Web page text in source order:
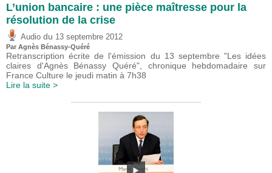
L’union bancaire : une pièce maîtresse pour la
résolution de la crise
Audio du 13 septembre 2012
Par Agnès Bénassy-Quéré
Retranscription écrite de l'émission du 13 septembre "Les idées
claires d'Agnès Bénassy Quéré", chronique hebdomadaire sur
France Culture le jeudi matin à 7h38
Lire la suite >